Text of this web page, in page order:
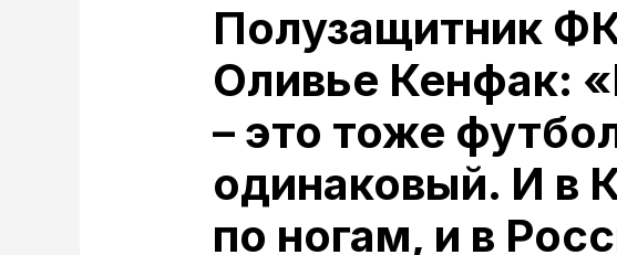
Полузащитник
Оливье Кенфак:
– это тоже
одинаковый. И в
по ногам, и в